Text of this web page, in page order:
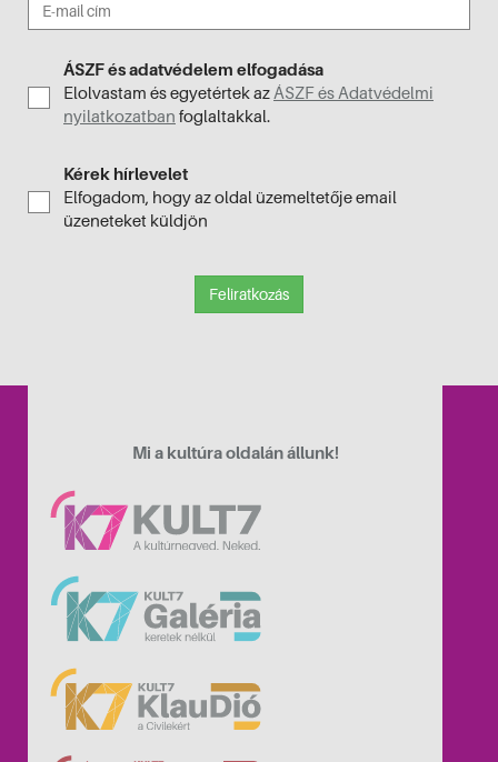
ÁSZF és adatvédelem elfogadása
Elolvastam és egyetértek az ÁSZF és Adatvédelmi
nyilatkozatban foglaltakkal.
Kérek hírlevelet
Elfogadom, hogy az oldal üzemeltetője email
üzeneteket küldjön
Feliratkozás
Mi a kultúra oldalán állunk!